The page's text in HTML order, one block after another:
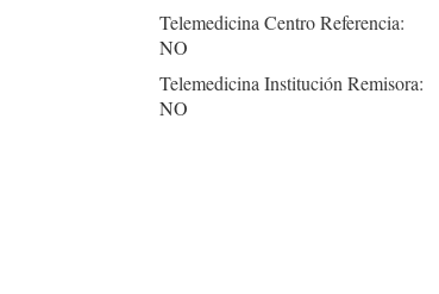
Telemedicina Centro Referencia:
NO
Telemedicina Institución Remisora:
NO